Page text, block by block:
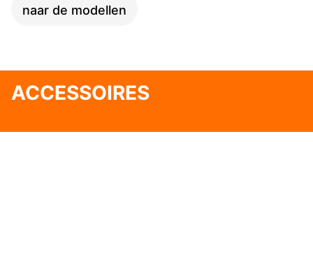
naar de modellen
ACCESSOIRES